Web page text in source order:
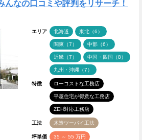
んなの口コミや評判をリサーチ！
エリア 北海道 東北（6）
関東（7） 中部（6）
近畿（7） 中国・四国（8）
九州・沖縄（7）
特徴 ローコストな工務店
平屋住宅が得意な工務店
ZEH対応工務店
工法 木造ツーバイ工法
坪単価 35 ～ 55 万円